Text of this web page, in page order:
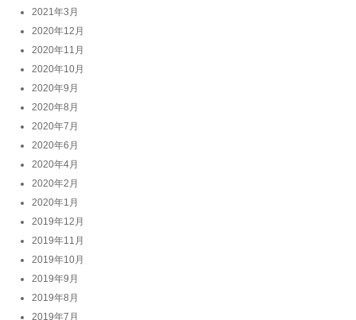
2021年3月
2020年12月
2020年11月
2020年10月
2020年9月
2020年8月
2020年7月
2020年6月
2020年4月
2020年2月
2020年1月
2019年12月
2019年11月
2019年10月
2019年9月
2019年8月
2019年7月